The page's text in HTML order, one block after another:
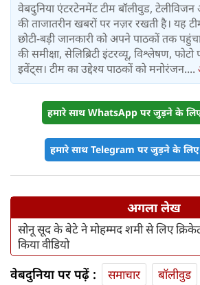
वेबदुनिया एंटरटेनमेंट टीम बॉलीवुड, टेलीविजन
की ताजातरीन खबरों पर नज़र रखती है। यह
छोटी-बड़ी जानकारी को अपने पाठकों तक
की समीक्षा, सेलिब्रिटी इंटरव्यू, विश्लेषण, फोटो
इवेंट्स। टीम का उद्देश्य पाठकों को मनोरंजन....
हमारे साथ WhatsApp पर जुड़ने के
हमारे साथ Telegram पर जुड़ने के
अगला लेख
सोनू सूद के बेटे ने मोहम्मद शमी से लिए
किया वीडियो
वेबदुनिया पर पढ़ें : समाचार बॉलीवुड